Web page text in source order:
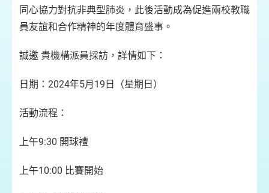
同心協力對抗非典型肺炎，此後活動成為促進兩校教職
員友誼和合作精神的年度體育盛事。
誠邀 貴機構派員採訪，詳情如下：
日期：2024年5月19日（星期日）
活動流程：
上午9:30 開球禮
上午10:00 比賽開始